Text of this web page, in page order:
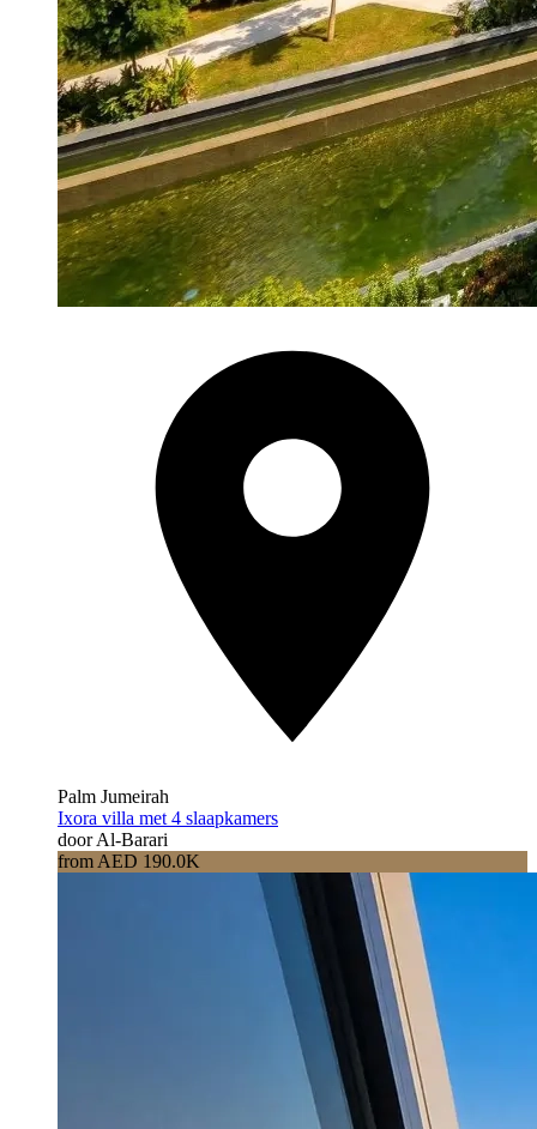
Palm Jumeirah
Ixora villa met 4 slaapkamers
door Al-Barari
from AED 190.0K